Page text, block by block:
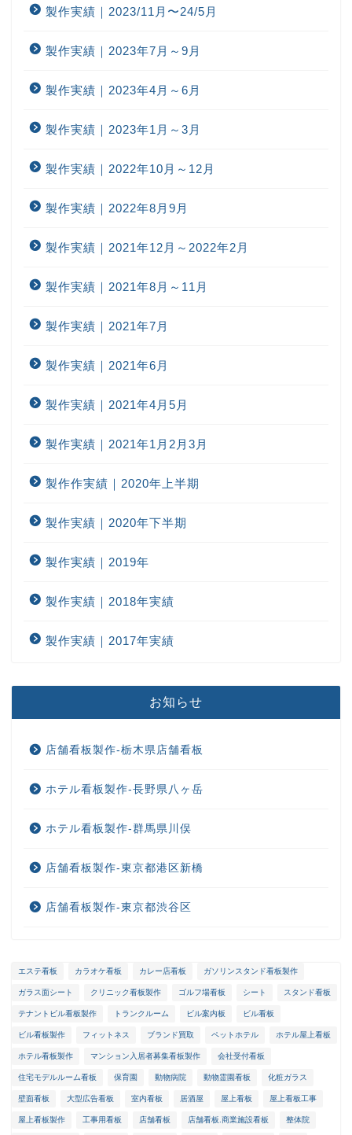
製作実績｜2023/11月〜24/5月
製作実績｜2023年7月～9月
製作実績｜2023年4月～6月
製作実績｜2023年1月～3月
製作実績｜2022年10月～12月
製作実績｜2022年8月9月
製作実績｜2021年12月～2022年2月
製作実績｜2021年8月～11月
製作実績｜2021年7月
製作実績｜2021年6月
製作実績｜2021年4月5月
製作実績｜2021年1月2月3月
製作作実績｜2020年上半期
製作実績｜2020年下半期
製作実績｜2019年
製作実績｜2018年実績
製作実績｜2017年実績
お知らせ
店舗看板製作-栃木県店舗看板
ホテル看板製作-長野県八ヶ岳
ホテル看板製作-群馬県川俣
店舗看板製作-東京都港区新橋
店舗看板製作-東京都渋谷区
エステ看板 カラオケ看板 カレー店看板 ガソリンスタンド看板製作
ガラス面シート クリニック看板製作 ゴルフ場看板 シート スタンド看板
テナントビル看板製作 トランクルーム ビル案内板 ビル看板
ビル看板製作 フィットネス ブランド買取 ペットホテル ホテル屋上看板
ホテル看板製作 マンション入居者募集看板製作 会社受付看板
住宅モデルルーム看板 保育園 動物病院 動物霊園看板 化粧ガラス
壁面看板 大型広告看板 室内看板 居酒屋 屋上看板 屋上看板工事
屋上看板製作 工事用看板 店舗看板 店舗看板.商業施設看板 整体院
ホーム
選ばれる理由
会社概要